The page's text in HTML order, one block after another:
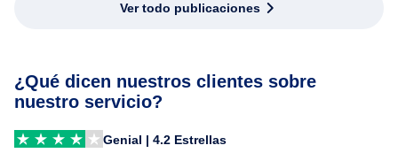
Ver todo publicaciones
¿Qué dicen nuestros clientes sobre
nuestro servicio?
Genial | 4.2 Estrellas